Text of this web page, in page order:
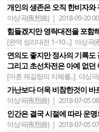
개인의 생존은 오직 한비자와
야상곡(夜想曲) | 2018-09-20
힘들겠지만 영락대전을 포함
[완역 성리대전 1~10 ..] 야상곡(
연의도 좋지만 정사의 기록
그리고 초선차전은 아예 없
[마흔 제갈량의 지혜를..] 야상
가난보다 더욱 비참한것이 바
야상곡(夜想曲) | 2018-07-05
인간은 결국 시절에 따라 운
야상곡(夜想曲) | 2018-07-05